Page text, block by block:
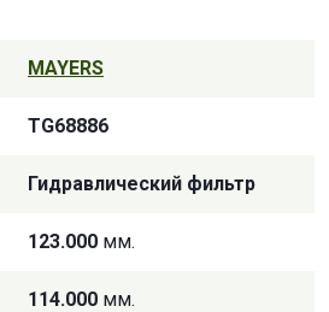
MAYERS
TG68886
Гидравлический фильтр
123.000 мм.
114.000 мм.